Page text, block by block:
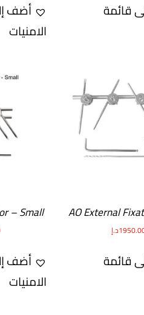
قائمة
أضف
الامنيات
AO External
د.إ
قائمة
– Small
أضف
الامنيات